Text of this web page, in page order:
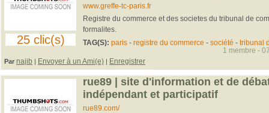
25 clic(s)
www.greffe-tc-paris.fr
Registre du commerce et des societes du tribunal de
formalites.
TAG(S): paris- registre du commerce - société - tribunal
Par najib | Envoyer à un Ami(e) | Enregistrer
1 membre -
rue89 | site d'information et de
indépendant et participatif
rue89.com/